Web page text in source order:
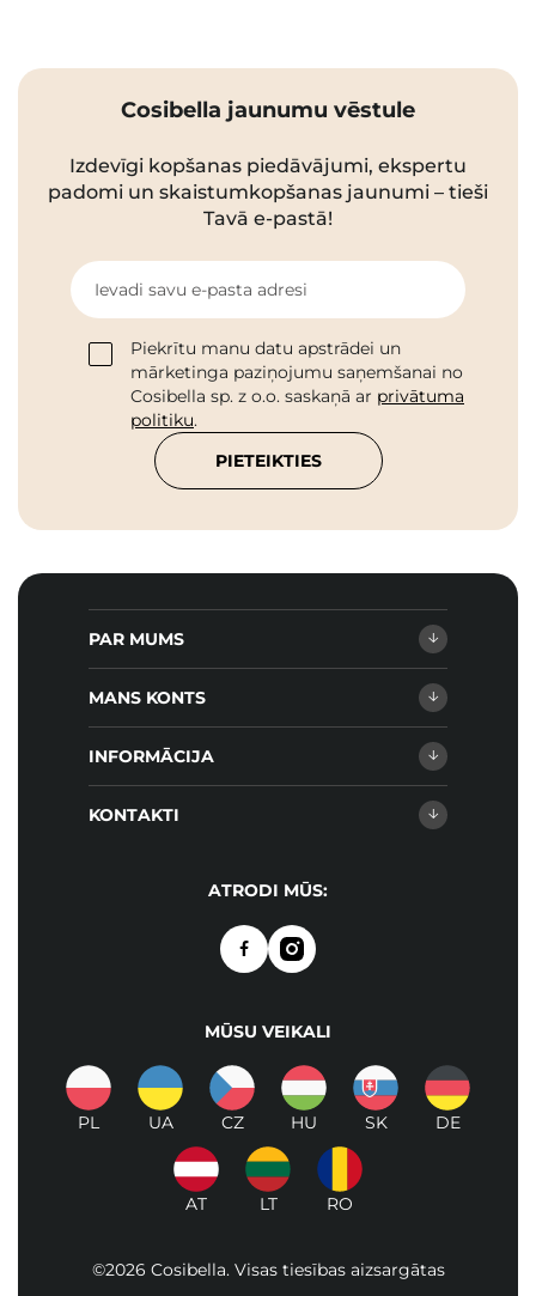
Cosibella jaunumu vēstule
Izdevīgi kopšanas piedāvājumi, ekspertu
padomi un skaistumkopšanas jaunumi – tieši
Tavā e-pastā!
Ievadi savu e-pasta adresi
Piekrītu manu datu apstrādei un
mārketinga paziņojumu saņemšanai no
Cosibella sp. z o.o. saskaņā ar privātuma
politiku.
PIETEIKTIES
PAR MUMS
MANS KONTS
INFORMĀCIJA
KONTAKTI
ATRODI MŪS:
MŪSU VEIKALI
PL UA CZ HU SK DE
AT LT RO
©2026 Cosibella. Visas tiesības aizsargātas